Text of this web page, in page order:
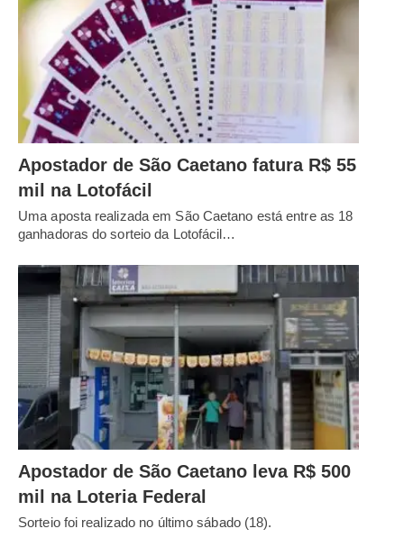
Apostador de São Caetano fatura R$ 55
mil na Lotofácil
Uma aposta realizada em São Caetano está entre as 18
ganhadoras do sorteio da Lotofácil…
Apostador de São Caetano leva R$ 500
mil na Loteria Federal
Sorteio foi realizado no último sábado (18).